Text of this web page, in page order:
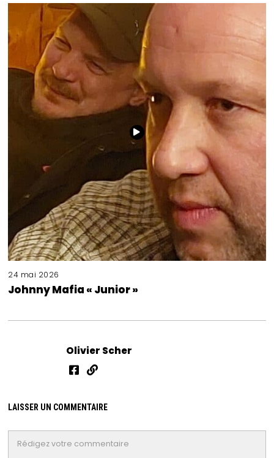
24 mai 2026
Johnny Mafia « Junior »
Olivier Scher
LAISSER UN COMMENTAIRE